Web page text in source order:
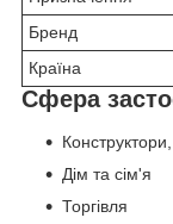
Бренд
Країна
Сфера
Дім та сім'я
Торгівля